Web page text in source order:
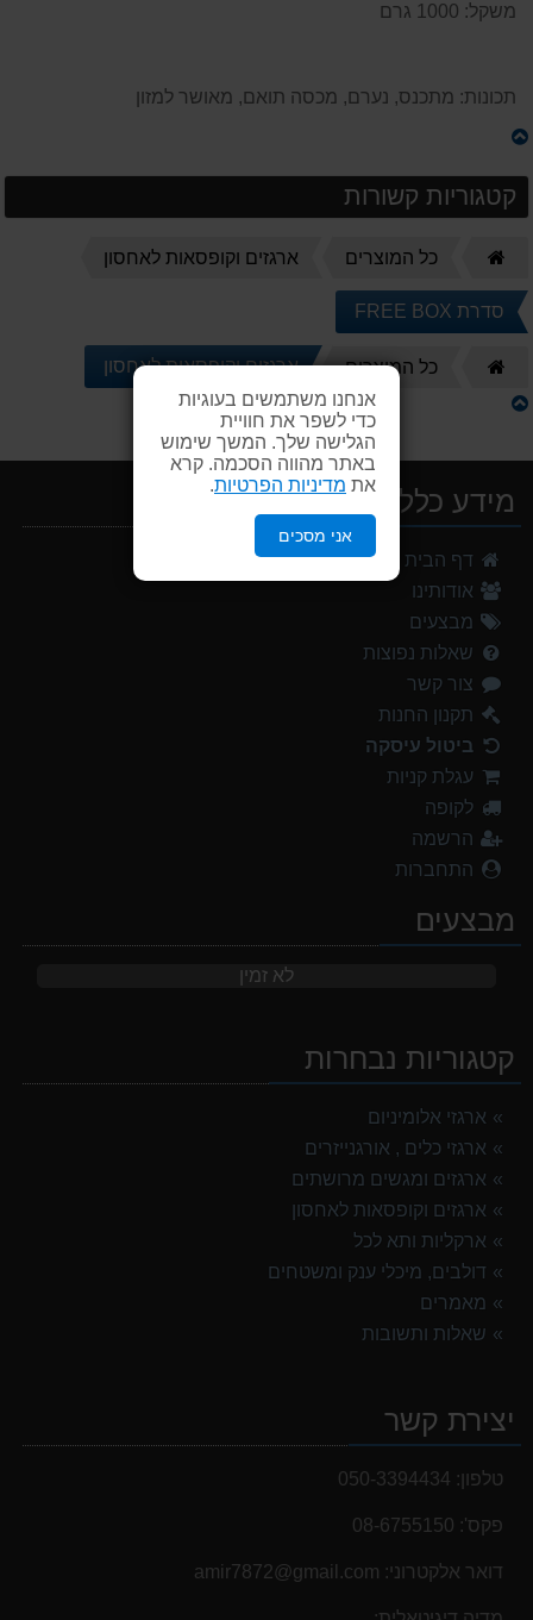
אנחנו משתמשים בעוגיות
כדי לשפר את חוויית
הגלישה שלך. המשך שימוש
באתר מהווה הסכמה. קרא
את מדיניות הפרטיות.
אני מסכים
משקל: 1000 גרם
תכונות: מתכנס, נערם, מכסה תואם, מאושר למזון
קטגוריות קשורות
כל המוצרים ארגזים וקופסאות לאחסון
סדרת FREE BOX
כל המוצרים ארגזים וקופסאות לאחסון
מידע כללי
דף הבית
אודותינו
מבצעים
שאלות נפוצות
צור קשר
תקנון החנות
ביטול עיסקה
עגלת קניות
לקופה
הרשמה
התחברות
מבצעים
לא זמין
קטגוריות נבחרות
ארגזי אלומיניום
ארגזי כלים , אורגנייזרים
ארגזים ומגשים מרושתים
ארגזים וקופסאות לאחסון
ארקליות ותא לכל
דולבים, מיכלי ענק ומשטחים
מאמרים
שאלות ותשובות
יצירת קשר
טלפון: 050-3394434
פקס': 08-6755150
דואר אלקטרוני: ‫amir7872@gmail.com‬